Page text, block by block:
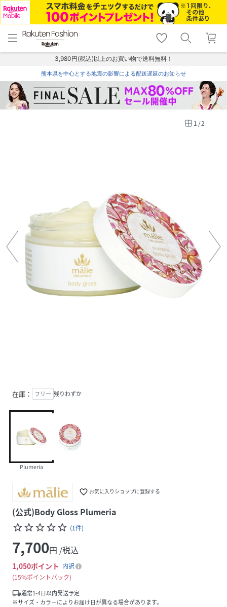
menu home
トップ
shopping_cart lock_outline
ログイン
3,980円(税込)以上のお買い物で送料無料！
熊本県を中心とする地震の影響による配送遅延のお知らせ
1 /2
在庫： フリー 残りわずか
Plumeria
favorite_border お気に入りショップに登録する
(公式)Body Gloss Plumeria
star_borderstar_borderstar_borderstar_borderstar_border (1件)
7,700円 /税込
1,050ポイント 内訳
15%ポイントバック
local_shipping通常1-4日以内発送予定
※サイズ・カラーによりお届け日が異なる場合があります。